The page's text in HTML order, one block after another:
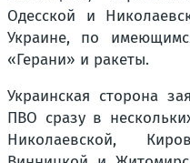
Одесской и
Украине, по
«Герани» и ракеты.
Украинская сторона
ПВО сразу в
Николаевской,